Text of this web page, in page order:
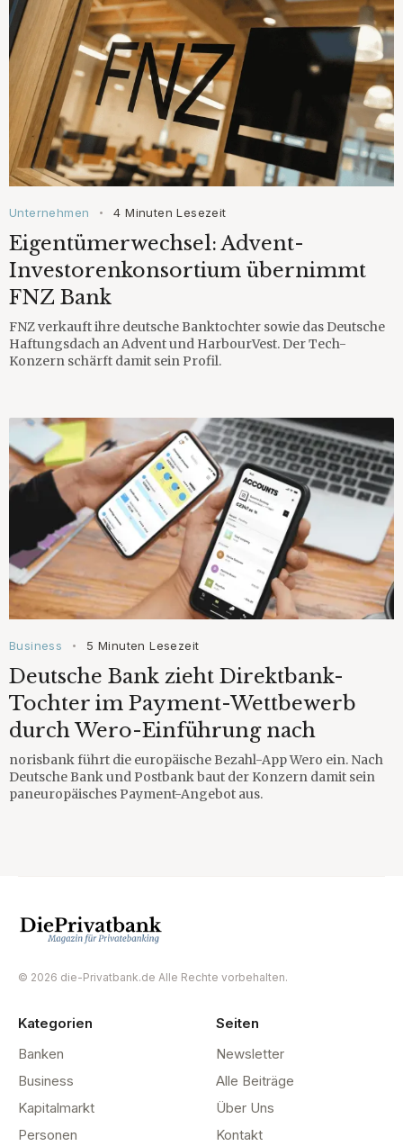
Unternehmen • 4 Minuten Lesezeit
Eigentümerwechsel: Advent-
Investorenkonsortium übernimmt
FNZ Bank
FNZ verkauft ihre deutsche Banktochter sowie das Deutsche
Haftungsdach an Advent und HarbourVest. Der Tech-
Konzern schärft damit sein Profil.
Business • 5 Minuten Lesezeit
Deutsche Bank zieht Direktbank-
Tochter im Payment-Wettbewerb
durch Wero-Einführung nach
norisbank führt die europäische Bezahl-App Wero ein. Nach
Deutsche Bank und Postbank baut der Konzern damit sein
paneuropäisches Payment-Angebot aus.
© 2026 die-Privatbank.de Alle Rechte vorbehalten.
Kategorien
Banken
Business
Kapitalmarkt
Personen
Seiten
Newsletter
Alle Beiträge
Über Uns
Kontakt